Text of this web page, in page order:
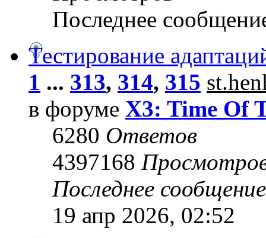
Последнее
Тестирование
1 ... 313, 314, 315
в форуме X3: Time Of
6280 Ответов
4397168
Последнее
19 апр 2026, 02:52